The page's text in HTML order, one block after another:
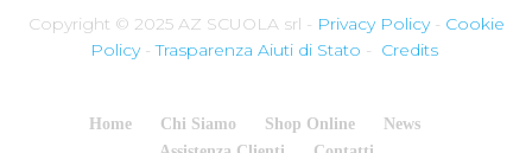
Copyright © 2025 AZ SCUOLA srl - Privacy Policy- Cookie
Policy-Trasparenza Aiuti di Stato - Credits
Home Chi Siamo Shop Online
News